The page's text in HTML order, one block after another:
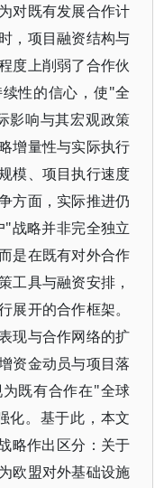
对既有发展合作计
，项目融资结构与
度上削弱了合作伙
性的信心，使"全
影响与其宏观政策
增量性与实际执行
模、项目执行速度
方面，实际推进仍
战略并非完全独立
是在既有对外合作
工具与融资安排，
展开的合作框架。
现与合作网络的扩
资金动员与项目落
既有合作在"全球
化。基于此，本文
略作出区分：关于
欧盟对外基础设施